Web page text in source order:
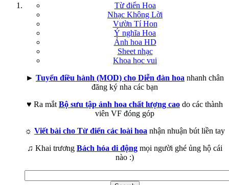
Từ điển Hoa
Nhạc Không Lời
Vườn Tí Hon
Ý nghĩa Hoa
Ảnh hoa HD
Sheet nhạc
Khoa học vui
► Tuyển điều hành (MOD) cho Diễn đàn hoa nhanh chân
đăng ký nha các bạn
♥ Ra mắt Bộ sưu tập ảnh hoa chất lượng cao do các thành
viên VF đóng góp
☼ Viết bài cho Từ điển các loài hoa nhận nhuận bút liền tay
♫ Khai trương Bách hóa di động mọi người ghé ủng hộ cái
nào :)